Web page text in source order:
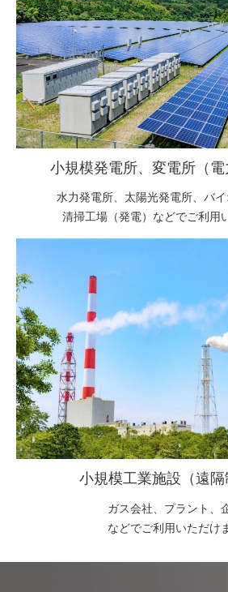
小規模発電所、変電所（電
水力発電所、太陽光発電所、バイ
清掃工場（発電）などでご利用
小規模工業施設（遠隔
ガス会社、プラント、
などでご利用いただけ